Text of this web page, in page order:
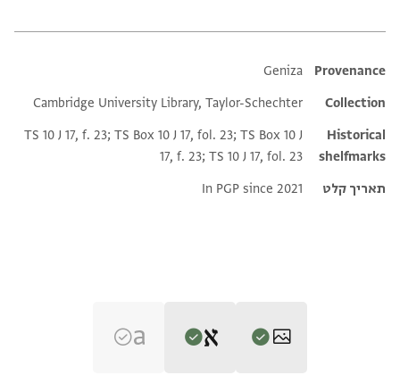
Additional metadata
Provenance
Geniza
Collection
Cambridge University Library, Taylor-Schechter
Historical
shelfmarks
TS 10 J 17, f. 23; TS Box 10 J 17, fol. 23; TS Box 10 J
17, f. 23; TS 10 J 17, fol. 23
תאריך קלט
In PGP since 2021